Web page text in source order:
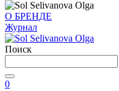
О БРЕНДЕ
Журнал
Поиск
0